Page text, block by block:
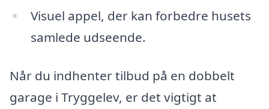
Visuel appel, der kan forbedre husets
samlede udseende.
Når du indhenter tilbud på en dobbelt
garage i Tryggelev, er det vigtigt at